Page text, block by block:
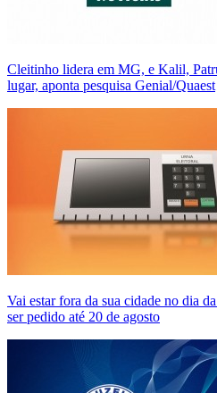
Cleitinho lidera em MG, e Kalil,
lugar, aponta pesquisa Genial/Quaest
Vai estar fora da sua cidade no dia
ser pedido até 20 de agosto